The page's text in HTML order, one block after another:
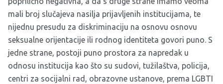
mali broj slučajeva nasilja prijavljenih institucijama, te
nijednu presudu za diskriminaciju na osnovu osnovu
seksualne orijentacije ili rodnog identiteta govori puno. S
jedne strane, postoji puno prostora za napredak u
odnosu institucija kao što su sudovi, tužilaštva, policija,
centri za socijalni rad, obrazovne ustanove, prema LGBTI